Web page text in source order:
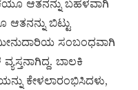
ಆತನನ್ನು ಬಹಳವಾಗಿ
ಆತನನ್ನು ಬಿಟ್ಟು
ಸಂಬಂಧವಾಗಿ
ಬಾಲಕಿ
ಕೇಳಲಾರಂಭಿಸಿದಳು,